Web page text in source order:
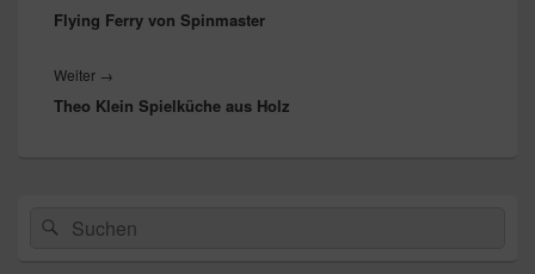
Beitrag:
Flying Ferry von Spinmaster
Weiter →
Beitrag:
Theo Klein Spielküche aus Holz
Seitenleisten-
Suchen
nach:
Suchen